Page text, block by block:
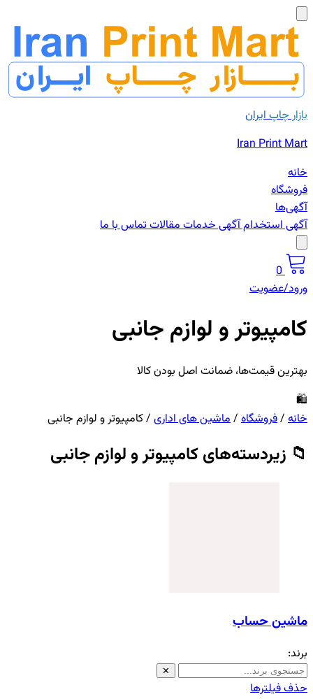
بازار چاپ ایران
Iran Print Mart
خانه
فروشگاه
آگهی‌ها
آگهی استخدامآگهی خدماتمقالاتتماس با ما
0
ورود/عضویت
کامپیوتر و لوازم جانبی
بهترین قیمت‌ها، ضمانت اصل بودن کالا
🛍️
خانه /فروشگاه /ماشین های اداری /کامپیوتر و لوازم جانبی
📁 زیردسته‌های کامپیوتر و لوازم جانبی
ماشین حساب
برند:
✕
حذف فیلترها